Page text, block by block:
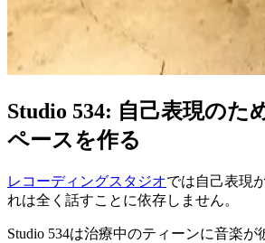
Studio 534: 自己表現のた
ペースを作る
レコーディングスタジオでは自己表現
れは全く話すことに依存しません。
Studio 534は治療中のティーンに音楽